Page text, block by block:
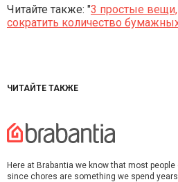
Читайте также: "3 простые
сократить количество
ЧИТАЙТЕ ТАКЖЕ
Here at Brabantia we know that most
since chores are something we spend